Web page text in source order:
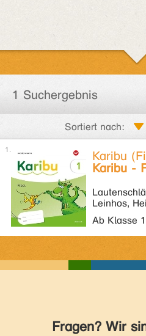
1 Suchergebnis
Sortiert nach:
Karibu
Karibu -
Leinhos,
Ab Klasse 1